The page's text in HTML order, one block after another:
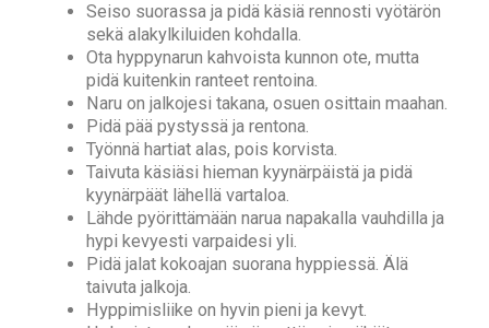
Seiso suorassa ja pidä käsiä rennosti vyötärön
sekä alakylkiluiden kohdalla.
Ota hyppynarun kahvoista kunnon ote, mutta
pidä kuitenkin ranteet rentoina.
Naru on jalkojesi takana, osuen osittain maahan.
Pidä pää pystyssä ja rentona.
Työnnä hartiat alas, pois korvista.
Taivuta käsiäsi hieman kyynärpäistä ja pidä
kyynärpäät lähellä vartaloa.
Lähde pyörittämään narua napakalla vauhdilla ja
hypi kevyesti varpaidesi yli.
Pidä jalat kokoajan suorana hyppiessä. Älä
taivuta jalkoja.
Hyppimisliike on hyvin pieni ja kevyt.